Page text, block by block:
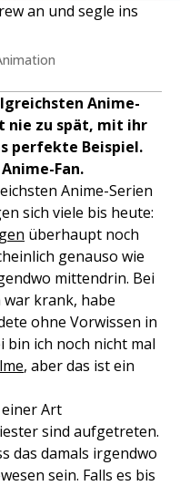
an und segle ins
Anime-
nie zu spät, mit ihr
perfekte Beispiel.
Fan.
Anime-Serien
sich viele bis heute:
überhaupt noch
genauso wie
mittendrin. Bei
war krank, habe
ohne Vorwissen in
bin ich noch nicht mal
, aber das ist ein
Art
sind aufgetreten.
das damals irgendwo
sein. Falls es bis